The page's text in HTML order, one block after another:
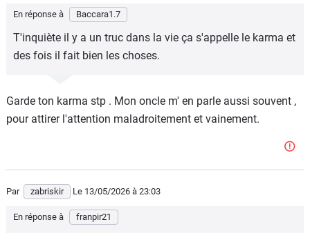
En réponse à Baccara1.7
T'inquiète il y a un truc dans la vie ça s'appelle le karma et
des fois il fait bien les choses.
Garde ton karma stp . Mon oncle m' en parle aussi souvent ,
pour attirer l'attention maladroitement et vainement.
Par zabriskir Le 13/05/2026 à 23:03
En réponse à franpir21